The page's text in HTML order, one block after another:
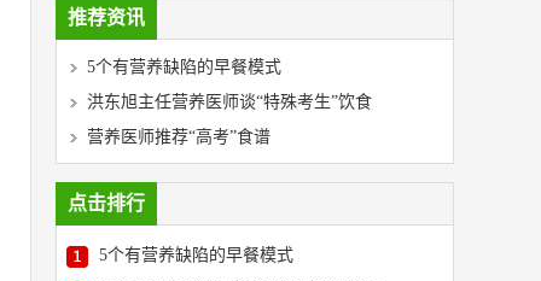
推荐资讯
5个有营养缺陷的早餐模式
洪东旭主任营养医师谈“特殊考生”饮食
营养医师推荐“高考”食谱
点击排行
5个有营养缺陷的早餐模式